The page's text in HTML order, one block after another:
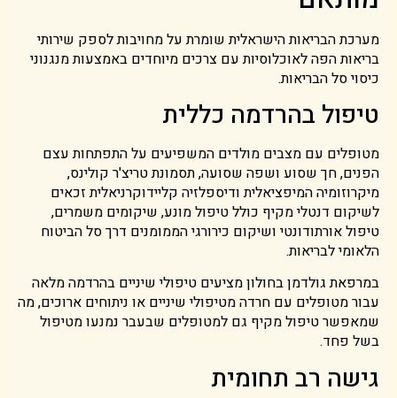
מערכת הבריאות הישראלית שומרת על מחויבות לספק שירותי
בריאות הפה לאוכלוסיות עם צרכים מיוחדים באמצעות מנגנוני
כיסוי סל הבריאות.
טיפול בהרדמה כללית
מטופלים עם מצבים מולדים המשפיעים על התפתחות עצם
הפנים, חך שסוע ושפה שסועה, תסמונת טריצ'ר קולינס,
מיקרוזומיה המיפציאלית ודיספלזיה קליידוקרניאלית זכאים
לשיקום דנטלי מקיף כולל טיפול מונע, שיקומים משמרים,
טיפול אורתודונטי ושיקום כירורגי הממומנים דרך סל הביטוח
הלאומי לבריאות.
במרפאת גולדמן בחולון מציעים טיפולי שיניים בהרדמה מלאה
עבור מטופלים עם חרדה מטיפולי שיניים או ניתוחים ארוכים, מה
שמאפשר טיפול מקיף גם למטופלים שבעבר נמנעו מטיפול
בשל פחד.
גישה רב תחומית